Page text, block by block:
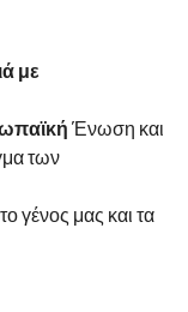
με
Ένωση και
των
γένος μας και τα